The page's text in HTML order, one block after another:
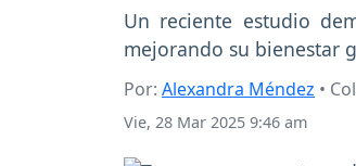
Un reciente estudio
mejorando su bienestar
Por: Alexandra Méndez •
Vie, 28 Mar 2025 9:46 am